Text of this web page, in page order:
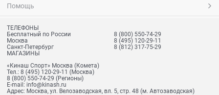
Помощь
ТЕЛЕФОНЫ
Бесплатный по России
8 (800) 550-74-29
Москва
8 (495) 120-29-11
Санкт-Петербург
8 (812) 317-75-29
МАГАЗИНЫ
«Кинаш Спорт» Москва (Комета)
Тел.: 8 (495) 120-29-11 (Москва)
8 (800) 550-74-29 (Регионы)
E-mail: info@kinash.ru
Адрес: Москва, ул. Велозаводская, вл. 5, стр. 48 (м. Автозаводская)